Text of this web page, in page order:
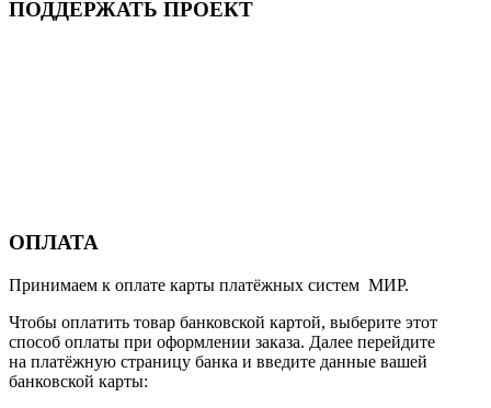
ПОДДЕРЖАТЬ ПРОЕКТ
ОПЛАТА
Принимаем к оплате карты платёжных систем МИР.
Чтобы оплатить товар банковской картой, выберите этот
способ оплаты при оформлении заказа. Далее перейдите
на платёжную страницу банка и введите данные вашей
банковской карты: